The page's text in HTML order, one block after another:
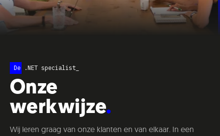
De .NET specialist_
Onze
werkwijze
Wij leren graag van onze klanten en van elkaar. In een